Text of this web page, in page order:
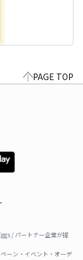
PAGE TOP
/ パートナー企業が提
ーン・イベント・オーデ